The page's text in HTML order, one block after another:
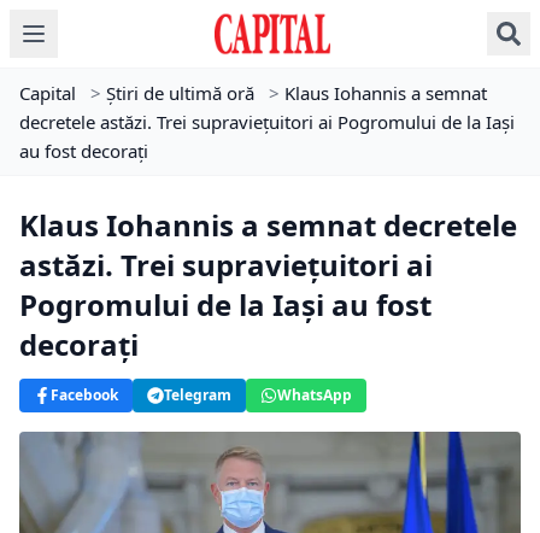
Capital > Știri de ultimă oră > Klaus Iohannis a semnat
decretele astăzi. Trei supraviețuitori ai Pogromului de la Iași
au fost decorați
Klaus Iohannis a semnat decretele
astăzi. Trei supraviețuitori ai
Pogromului de la Iași au fost
decorați
Facebook Telegram WhatsApp